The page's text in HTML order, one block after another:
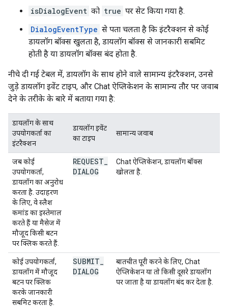
isDialogEvent को true पर सेट किया गया है.
DialogEventType से पता चलता है कि इंटरैक्शन से कोई
डायलॉग बॉक्स खुलता है, डायलॉग बॉक्स से जानकारी सबमिट
होती है या डायलॉग बॉक्स बंद होता है.
नीचे दी गई टेबल में, डायलॉग के साथ होने वाले सामान्य इंटरैक्शन, उनसे
जुड़े डायलॉग इवेंट टाइप, और Chat ऐप्लिकेशन के सामान्य तौर पर जवाब
देने के तरीके के बारे में बताया गया है:
डायलॉग के साथ
उपयोगकर्ता का
इंटरैक्शन
डायलॉग इवेंट
का टाइप
सामान्य जवाब
जब कोई
उपयोगकर्ता,
डायलॉग का अनुरोध
करता है. उदाहरण
के लिए, वे स्लैश
कमांड का इस्तेमाल
करते हैं या मैसेज में
मौजूद किसी बटन
पर क्लिक करते हैं.
REQUEST
DIALOG
Chat ऐप्लिकेशन, डायलॉग बॉक्स
खोलता है.
कोई उपयोगकर्ता,
डायलॉग में मौजूद
बटन पर क्लिक
करके जानकारी
सबमिट करता है.
SUBMIT
DIALOG
बातचीत पूरी करने के लिए, Chat
ऐप्लिकेशन या तो किसी दूसरे डायलॉग
पर जाता है या डायलॉग बंद कर देता है.